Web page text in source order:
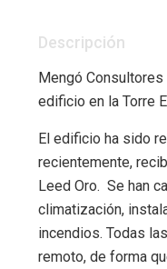
Descripción
Mengó
edificio en la Torre
El edificio ha sido
recientemente,
Leed Oro. Se han
climatización,
incendios. Todas
remoto, de forma